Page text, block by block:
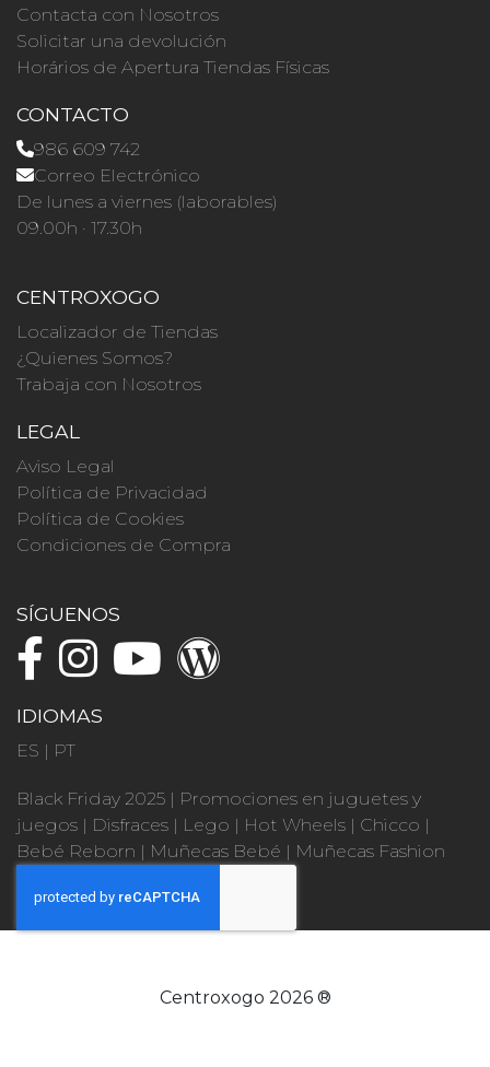
Contacta con Nosotros
Solicitar una devolución
Horários de Apertura Tiendas Físicas
CONTACTO
986 609 742
Correo Electrónico
De lunes a viernes (laborables)
09.00h · 17.30h
CENTROXOGO
Localizador de Tiendas
¿Quienes Somos?
Trabaja con Nosotros
LEGAL
Aviso Legal
Política de Privacidad
Política de Cookies
Condiciones de Compra
SÍGUENOS
IDIOMAS
ES | PT
Black Friday 2025 | Promociones en juguetes y
juegos | Disfraces | Lego | Hot Wheels | Chicco |
Bebé Reborn | Muñecas Bebé | Muñecas Fashion
Centroxogo 2026 ®